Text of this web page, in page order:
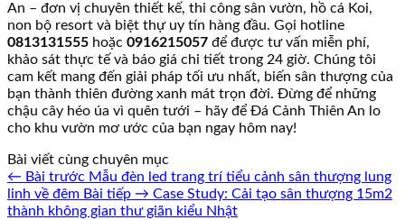
An – đơn vị chuyên thiết kế, thi công sân vườn, hồ cá Koi,
non bộ resort và biệt thự uy tín hàng đầu. Gọi hotline
0813131555 hoặc 0916215057 để được tư vấn miễn phí,
khảo sát thực tế và báo giá chi tiết trong 24 giờ. Chúng tôi
cam kết mang đến giải pháp tối ưu nhất, biến sân thượng của
bạn thành thiên đường xanh mát trọn đời. Đừng để những
chậu cây héo úa vì quên tưới – hãy để Đá Cảnh Thiên An lo
cho khu vườn mơ ước của bạn ngay hôm nay!
Bài viết cùng chuyên mục
← Bài trước Mẫu đèn led trang trí tiểu cảnh sân thượng lung
linh về đêm Bài tiếp → Case Study: Cải tạo sân thượng 15m2
thành không gian thư giãn kiểu Nhật